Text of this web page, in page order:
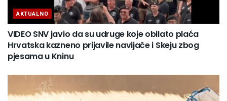
AKTUALNO
VIDEO SNV javio da su udruge koje obilato plaća
Hrvatska kazneno prijavile navijače i Skeju zbog
pjesama u Kninu